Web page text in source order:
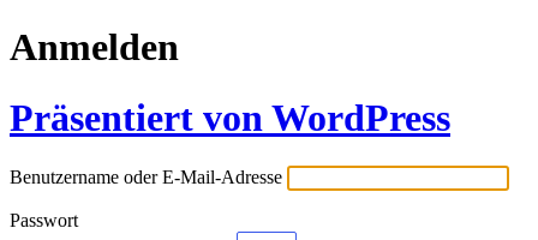
Anmelden
Präsentiert von WordPress
Benutzername oder E-Mail-Adresse
Passwort